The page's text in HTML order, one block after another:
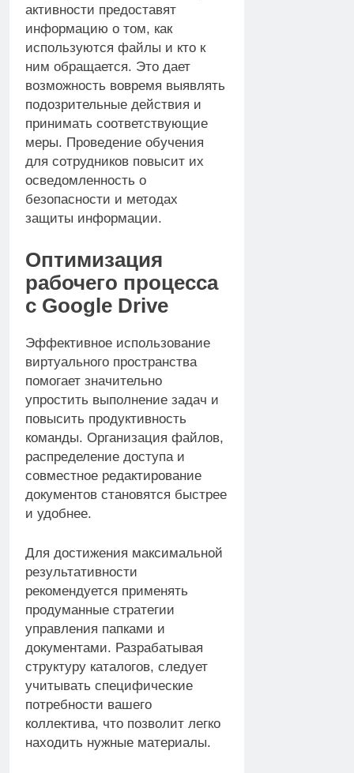
активности предоставят
информацию о том, как
используются файлы и кто к
ним обращается. Это дает
возможность вовремя выявлять
подозрительные действия и
принимать соответствующие
меры. Проведение обучения
для сотрудников повысит их
осведомленность о
безопасности и методах
защиты информации.
Оптимизация
рабочего процесса
с Google Drive
Эффективное использование
виртуального пространства
помогает значительно
упростить выполнение задач и
повысить продуктивность
команды. Организация файлов,
распределение доступа и
совместное редактирование
документов становятся быстрее
и удобнее.
Для достижения максимальной
результативности
рекомендуется применять
продуманные стратегии
управления папками и
документами. Разрабатывая
структуру каталогов, следует
учитывать специфические
потребности вашего
коллектива, что позволит легко
находить нужные материалы.